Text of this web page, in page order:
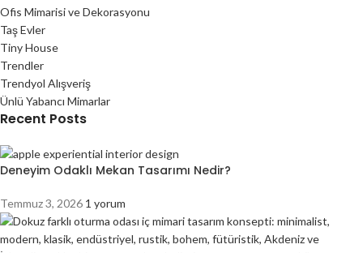
Ofis Mimarisi ve Dekorasyonu
Taş Evler
Tiny House
Trendler
Trendyol Alışveriş
Ünlü Yabancı Mimarlar
Recent Posts
Deneyim Odaklı Mekan Tasarımı Nedir?
Temmuz 3, 2026 1 yorum